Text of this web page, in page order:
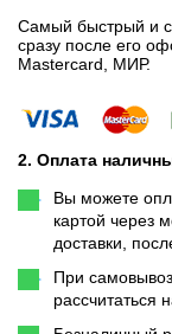
Самый быстрый и
сразу после его
Mastercard, МИР.
2. Оплата
Вы можете
картой через
доставки,
При
рассчитаться